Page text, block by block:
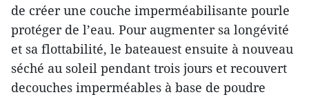
de créer une couche imperméabilisante pourle
protéger de l’eau. Pour augmenter sa longévité
et sa flottabilité, le bateauest ensuite à nouveau
séché au soleil pendant trois jours et recouvert
decouches imperméables à base de poudre